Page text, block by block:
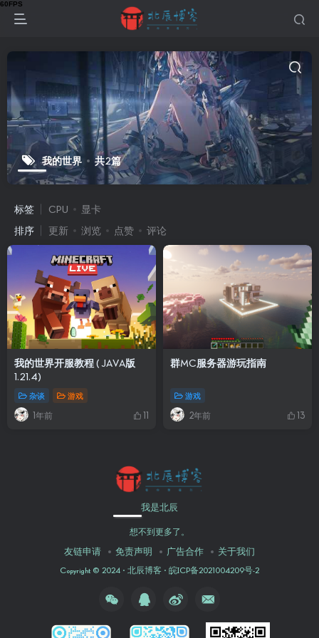
我的世界 共2篇
标签 CPU
显卡
排序
更新 浏览 点赞 评论
我的世界开服教程 ( JAVA版
1.21.4)
杂谈 游戏
1年前 11
群MC服务器游玩指南
游戏
2年前 13
我是北辰
想不到更多了。
友链申请 免责声明 广告合作 关于我们
Copyright © 2024 · 北辰博客 · 皖ICP备2021004209号-2